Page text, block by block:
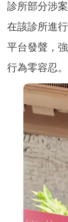
診所部分涉
在該診所進
平台發聲，
行為零容忍。